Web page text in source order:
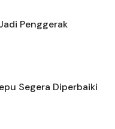
Penggerak
Segera Diperbaiki